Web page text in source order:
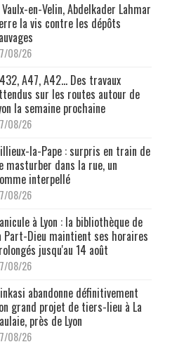
en-Velin, Abdelkader Lahmar
la vis contre les dépôts
08/26
A47, A42… Des travaux
sur les routes autour de
la semaine prochaine
08/26
la-Pape : surpris en train de
masturber dans la rue, un
interpellé
08/26
à Lyon : la bibliothèque de
Part-Dieu maintient ses horaires
jusqu'au 14 août
08/26
abandonne définitivement
grand projet de tiers-lieu à La
près de Lyon
08/26